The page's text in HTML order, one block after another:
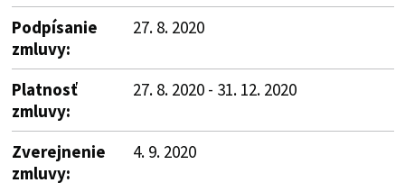
Podpísanie
zmluvy:
27. 8. 2020
Platnosť
zmluvy:
27. 8. 2020 - 31. 12. 2020
Zverejnenie
zmluvy:
4. 9. 2020